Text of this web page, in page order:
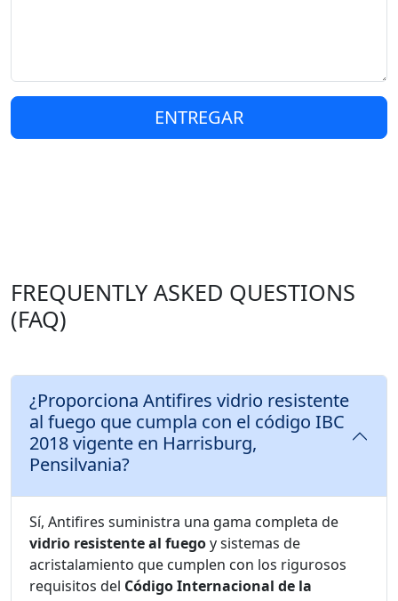
ENTREGAR
FREQUENTLY ASKED QUESTIONS
(FAQ)
¿Proporciona Antifires vidrio resistente
al fuego que cumpla con el código IBC
2018 vigente en Harrisburg,
Pensilvania?
Sí, Antifires suministra una gama completa de
vidrio resistente al fuegoy sistemas de
acristalamiento que cumplen con los rigurosos
requisitos del Código Internacional de la